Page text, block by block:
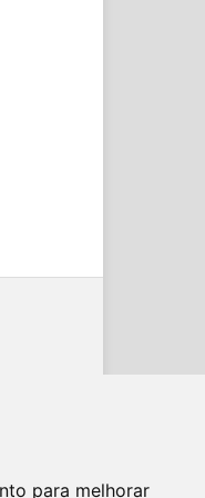
para melhorar